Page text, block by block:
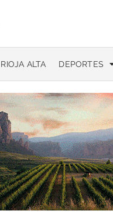
RIOJA ALTA DEPORTES